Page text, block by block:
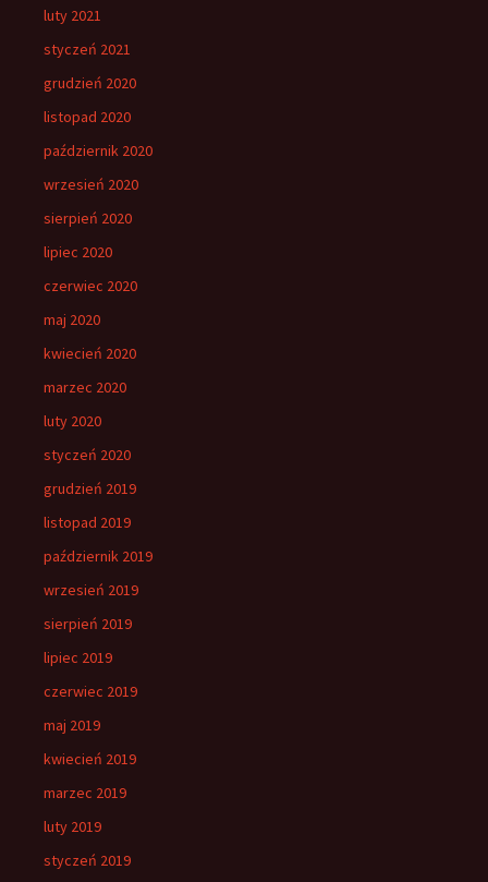
luty 2021
styczeń 2021
grudzień 2020
listopad 2020
październik 2020
wrzesień 2020
sierpień 2020
lipiec 2020
czerwiec 2020
maj 2020
kwiecień 2020
marzec 2020
luty 2020
styczeń 2020
grudzień 2019
listopad 2019
październik 2019
wrzesień 2019
sierpień 2019
lipiec 2019
czerwiec 2019
maj 2019
kwiecień 2019
marzec 2019
luty 2019
styczeń 2019